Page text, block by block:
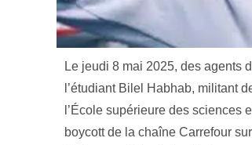
Le jeudi 8 mai 2025, des agents
l’étudiant Bilel Habhab, militant
l’École supérieure des sciences
boycott de la chaîne Carrefour